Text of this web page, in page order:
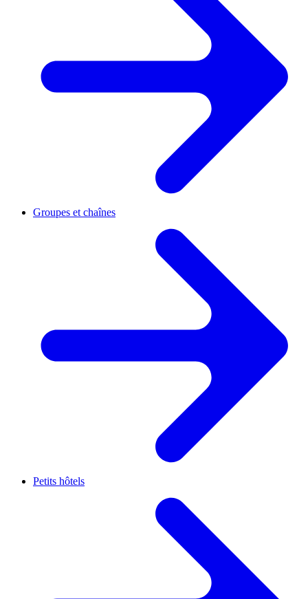
Groupes et chaînes
Petits hôtels